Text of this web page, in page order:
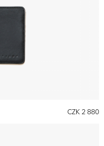
CZK 2 880